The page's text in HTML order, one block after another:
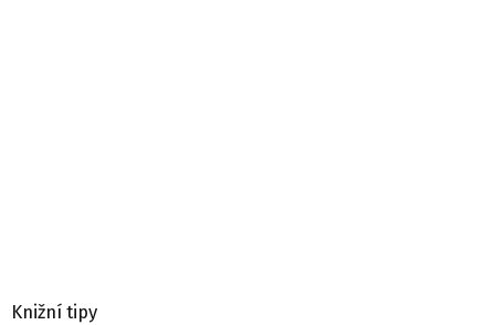
Knižní tipy